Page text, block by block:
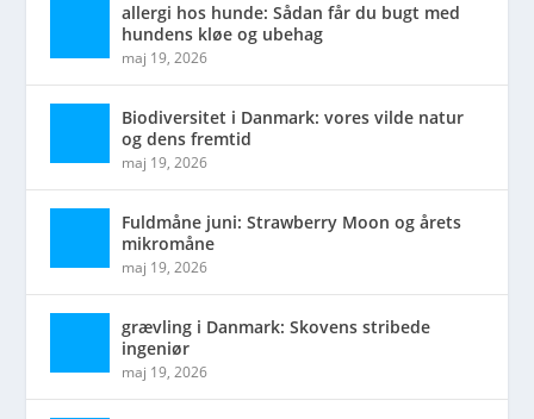
allergi hos hunde: Sådan får du bugt med
hundens kløe og ubehag
maj 19, 2026
Biodiversitet i Danmark: vores vilde natur
og dens fremtid
maj 19, 2026
Fuldmåne juni: Strawberry Moon og årets
mikromåne
maj 19, 2026
grævling i Danmark: Skovens stribede
ingeniør
maj 19, 2026